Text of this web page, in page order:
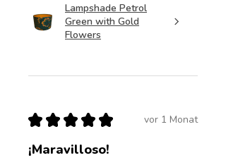
Lampshade Petrol
Green with Gold
Flowers
★ ★ ★ ★ ★ vor 1 Monat
¡Maravilloso!